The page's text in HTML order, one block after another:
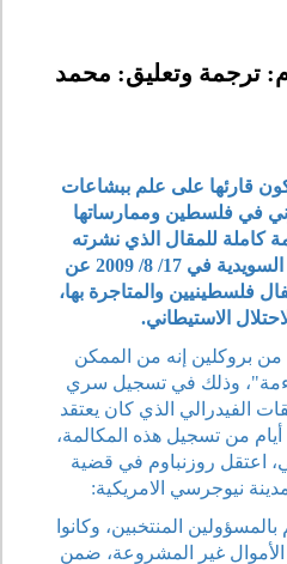
ترجمة وتعليق: محمد
قارئها على علم ببشاعات
في فلسطين وممارساتها
كاملة للمقال الذي نشرته
صحيفة " أفتون بلاديت" السويدية في 17/ 8/ 2009 عن
فلسطينيين والمتاجرة بها،
الاستيطاني.
بروكلين إنه من الممكن
وذلك في تسجيل سري
الفيدرالي الذي كان يعتقد
أيام من تسجيل هذه المكالمة،
اعتقل روزنباوم في قضية
نيوجرسي الامريكية:
المنتخبين، وكانوا
غير المشروعة، ضمن